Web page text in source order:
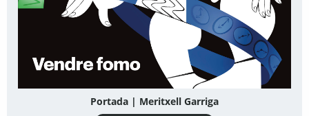
Portada | Meritxell Garriga